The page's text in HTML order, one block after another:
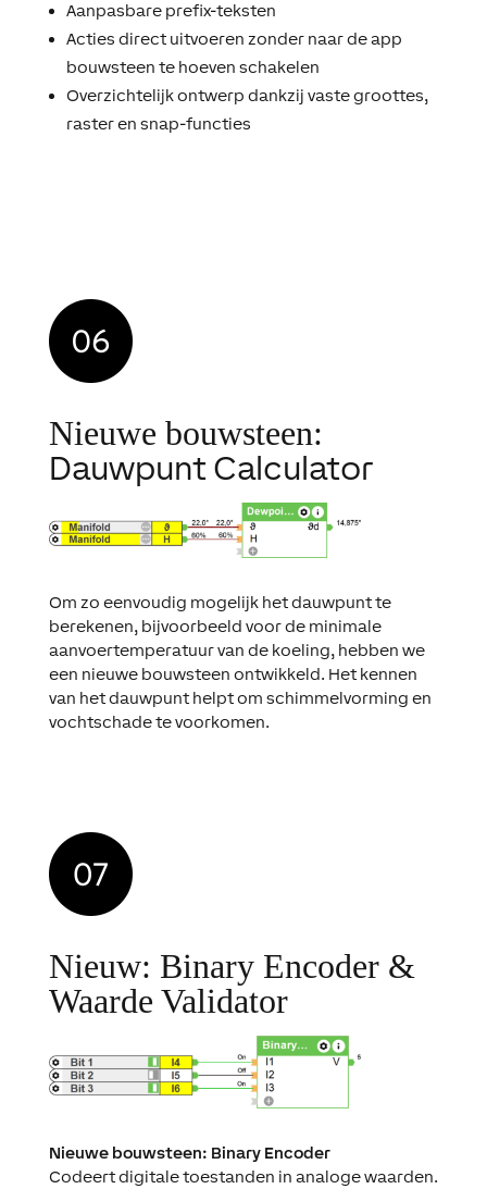
Aanpasbare prefix-teksten
Acties direct uitvoeren zonder naar de app
bouwsteen te hoeven schakelen
Overzichtelijk ontwerp dankzij vaste groottes,
raster en snap-functies
Nieuwe bouwsteen:
Dauwpunt Calculator
Om zo eenvoudig mogelijk het dauwpunt te
berekenen, bijvoorbeeld voor de minimale
aanvoertemperatuur van de koeling, hebben we
een nieuwe bouwsteen ontwikkeld. Het kennen
van het dauwpunt helpt om schimmelvorming en
vochtschade te voorkomen.
Nieuw: Binary Encoder &
Waarde Validator
Nieuwe bouwsteen: Binary Encoder
Codeert digitale toestanden in analoge waarden.